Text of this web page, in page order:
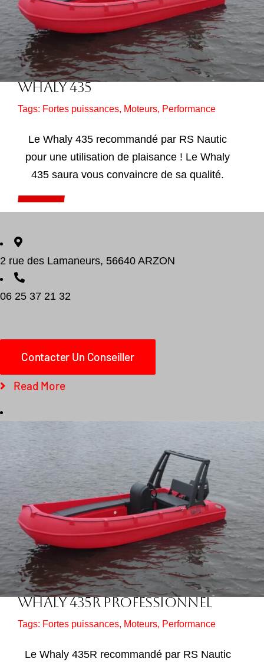
Whaly 435
Tags: Fortes puissances, Moteurs, Performance
Le Whaly 435 recommandé par RS Nautic
pour une utilisation de plaisance ! Le Whaly
435 saura vous convaincre de sa qualité.
2 rue des Lamaneurs, 56640 ARZON
06 25 37 21 32
Contacter Un Conseiller
Read More
Whaly 435R Professionnel
Tags: Fortes puissances, Moteurs, Performance
Le Whaly 435R recommandé par RS Nautic